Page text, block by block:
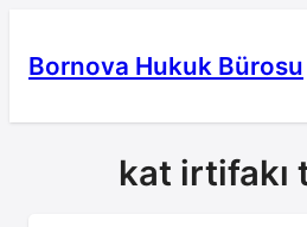
geçBornova Hukuk Bürosu
kat irtifakı